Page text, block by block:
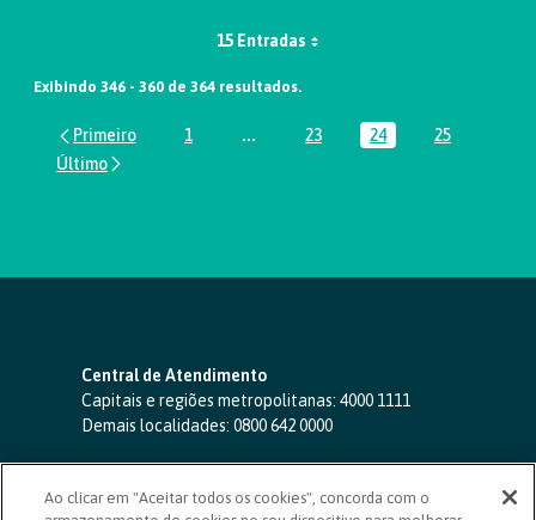
15 Entradas
Exibindo 346 - 360 de 364 resultados.
Página
1 ...Páginas intermediárias Usar ABA
Página
23 Página
24 Página
25
Central de Atendimento
Capitais e regiões metropolitanas: 4000 1111
Demais localidades: 0800 642 0000
SAC 24 horas-0800 724 4420
Ouvidoria
Ao clicar em "Aceitar todos os cookies", concorda com o